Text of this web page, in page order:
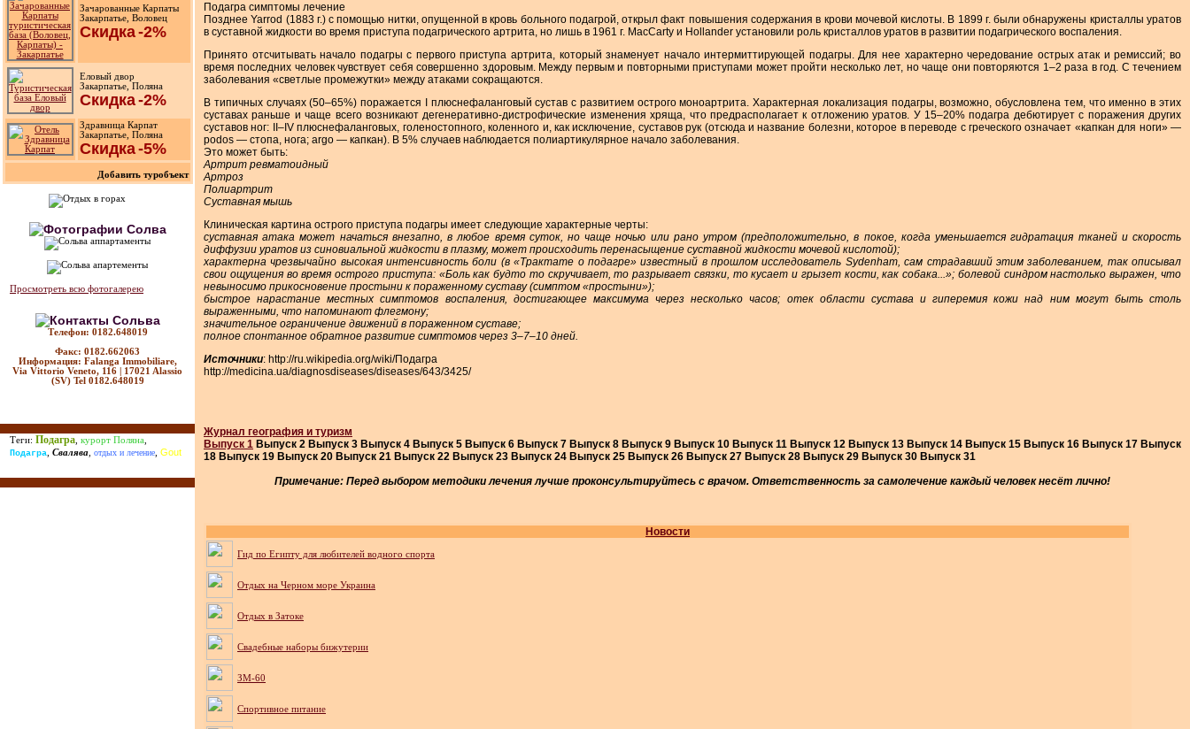
Зачарованные Карпаты
Закарпатье, Воловец
Скидка-2%
Еловый двор
Закарпатье, Поляна
Скидка-2%
Здравница Карпат
Закарпатье, Поляна
Скидка-5%
Добавить туробъект
Просмотреть всю фотогалерею
Телефон: 0182.648019
Факс: 0182.662063
Информация: Falanga Immobiliare,
Via Vittorio Veneto, 116 | 17021 Alassio
(SV) Tel 0182.648019
Теги: Подагра курорт Поляна
Подагра Свалява отдых и лечение Gout
Подагра симптомы лечение
Позднее Yarrod (1883 г.) с помощью нитки, опущенной в кровь больного подагрой, открыл факт повышения содержания в крови мочевой кислоты. В 1899 г. были обнаружены кристаллы уратов
в суставной жидкости во время приступа подагрического артрита, но лишь в 1961 г. MacCarty и Hollander установили роль кристаллов уратов в развитии подагрического воспаления.
Принято отсчитывать начало подагры с первого приступа артрита, который знаменует начало интермиттирующей подагры. Для нее характерно чередование острых атак и ремиссий; во
время последних человек чувствует себя совершенно здоровым. Между первым и повторными приступами может пройти несколько лет, но чаще они повторяются 1–2 раза в год. С течением
заболевания «светлые промежутки» между атаками сокращаются.
В типичных случаях (50–65%) поражается I плюснефаланговый сустав с развитием острого моноартрита. Характерная локализация подагры, возможно, обусловлена тем, что именно в этих
суставах раньше и чаще всего возникают дегенеративно-дистрофические изменения хряща, что предрасполагает к отложению уратов. У 15–20% подагра дебютирует с поражения других
суставов ног: II–IV плюснефаланговых, голеностопного, коленного и, как исключение, суставов рук (отсюда и название болезни, которое в переводе с греческого означает «капкан для ноги» —
podos — стопа, нога; argo — капкан). В 5% случаев наблюдается полиартикулярное начало заболевания.
Это может быть:
Артрит ревматоидный
Артроз
Полиартрит
Суставная мышь
Клиническая картина острого приступа подагры имеет следующие характерные черты:
суставная атака может начаться внезапно, в любое время суток, но чаще ночью или рано утром (предположительно, в покое, когда уменьшается гидратация тканей и скорость
диффузии уратов из синовиальной жидкости в плазму, может происходить перенасыщение суставной жидкости мочевой кислотой);
характерна чрезвычайно высокая интенсивность боли (в «Трактате о подагре» известный в прошлом исследователь Sydenham, сам страдавший этим заболеванием, так описывал
свои ощущения во время острого приступа: «Боль как будто то скручивает, то разрывает связки, то кусает и грызет кости, как собака...»; болевой синдром настолько выражен, что
невыносимо прикосновение простыни к пораженному суставу (симптом «простыни»);
быстрое нарастание местных симптомов воспаления, достигающее максимума через несколько часов; отек области сустава и гиперемия кожи над ним могут быть столь
выраженными, что напоминают флегмону;
значительное ограничение движений в пораженном суставе;
полное спонтанное обратное развитие симптомов через 3–7–10 дней.
Источники: http://ru.wikipedia.org/wiki/Подагра
http://medicina.ua/diagnosdiseases/diseases/643/3425/
Журнал география и туризм
Выпуск 1 Выпуск 2 Выпуск 3 Выпуск 4 Выпуск 5 Выпуск 6 Выпуск 7 Выпуск 8 Выпуск 9 Выпуск 10 Выпуск 11 Выпуск 12 Выпуск 13 Выпуск 14 Выпуск 15 Выпуск 16 Выпуск 17 Выпуск
18 Выпуск 19 Выпуск 20 Выпуск 21 Выпуск 22 Выпуск 23 Выпуск 24 Выпуск 25 Выпуск 26 Выпуск 27 Выпуск 28 Выпуск 29 Выпуск 30 Выпуск 31
Примечание: Перед выбором методики лечения лучше проконсультируйтесь с врачом. Ответственность за самолечение каждый человек несёт лично!
Новости
Гид по Египту для любителей водного спорта
Отдых на Черном море Украина
Отдых в Затоке
Cвадебные наборы бижутерии
ЗМ-60
Спортивное питание